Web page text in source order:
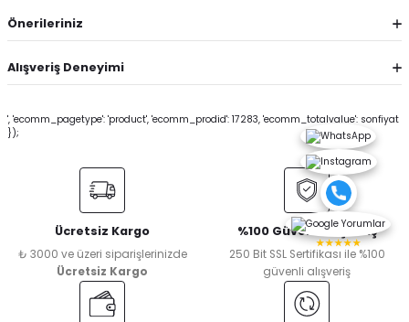
Önerileriniz
Alışveriş Deneyimi
', 'ecomm_pagetype': 'product', 'ecomm_prodid': 17283, 'ecomm_totalvalue': sonfiyat
});
Ücretsiz Kargo
₺ 3000 ve üzeri siparişlerinizde
Ücretsiz Kargo
%100 Güvenli Alışveriş
250 Bit SSL Sertifikası ile %100
güvenli alışveriş
★★★★★